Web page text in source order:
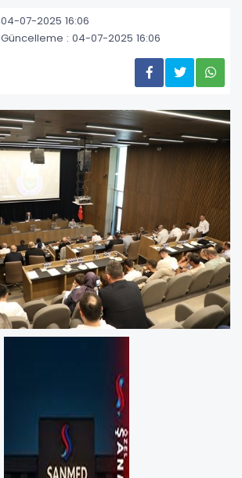
04-07-2025 16:06
Güncelleme : 04-07-2025 16:06